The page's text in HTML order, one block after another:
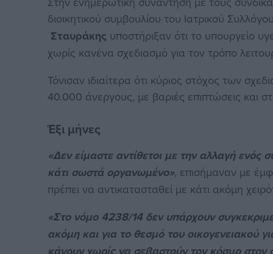
διοικητικού συμβουλίου του Ιατρικού
Σταυράκης υποστήριξαν ότι το υπουργείο
χωρίς κανένα σχεδιασμό για τον τρόπο
Τόνισαν ιδιαίτερα ότι κύριος στόχος των
40.000 άνεργους, με βαριές επιπτώσεις και
Έξι μήνες
«Δεν είμαστε αντίθετοι με την αλλαγή
κάτι σωστά οργανωμένο», επισήμαναν με
πρέπει να αντικατασταθεί με κάτι ακόμη
«Στο νόμο 4238/14 δεν υπάρχουν
ακόμη και για το θεσμό του οικογενειακού